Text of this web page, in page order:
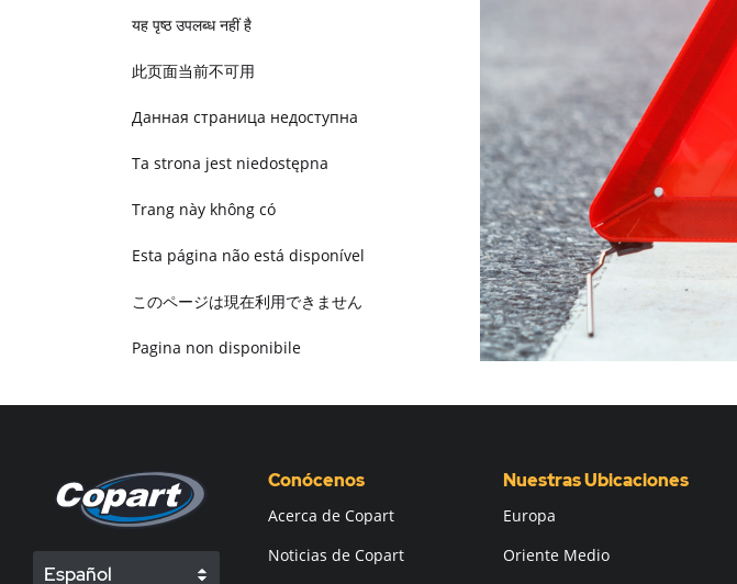
यह पृष्ठ उपलब्ध नहीं है
此页面当前不可用
Данная страница недоступна
Ta strona jest niedostępna
Trang này không có
Esta página não está disponível
このページは現在利用できません
Pagina non disponibile
Español
Conócenos
Acerca de Copart
Noticias de Copart
Nuestras Ubicaciones
Europa
Oriente Medio